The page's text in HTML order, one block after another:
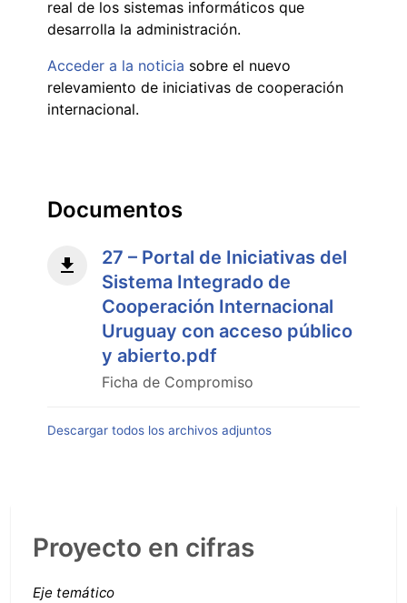
real de los sistemas informáticos que
desarrolla la administración.
Acceder a la noticia sobre el nuevo
relevamiento de iniciativas de cooperación
internacional.
Documentos
27 – Portal de Iniciativas del
Sistema Integrado de
Cooperación Internacional
Uruguay con acceso público
y abierto.pdf
Ficha de Compromiso
Descargar todos los archivos adjuntos
Proyecto en cifras
Eje temático